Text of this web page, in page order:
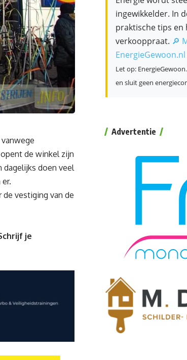
de winkel zijn
dagelijks doen veel
vestiging van de
je
ingewikkelder. In
praktische tips en
verkooppraat. 🔎
EnergieGewoon.nl
Let op:
en sluit geen
Advertentie